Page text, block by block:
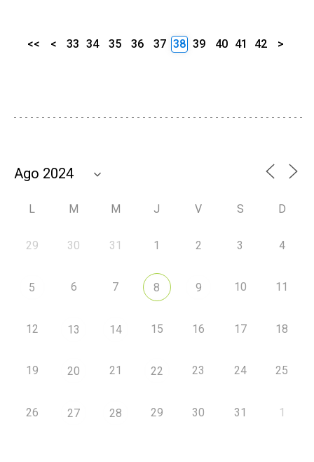
<< < 33 34 35 36 37 38 39 40 41 42 >
L M M J V S D
29 30 31 1 2 3 4
5 6 7 8 9 10 11
12 13 14 15 16 17 18
19 20 21 22 23 24 25
26 27 28 29 30 31 1